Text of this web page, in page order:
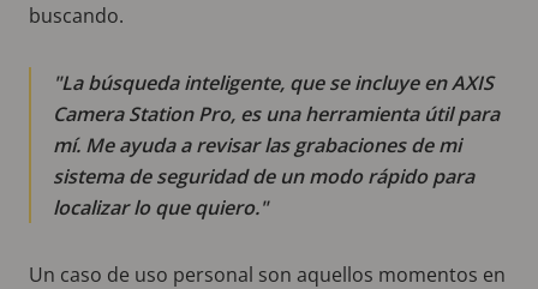
buscando.
La búsqueda inteligente, que se incluye en AXIS
Camera Station Pro, es una herramienta útil para
mí. Me ayuda a revisar las grabaciones de mi
sistema de seguridad de un modo rápido para
localizar lo que quiero.
Un caso de uso personal son aquellos momentos en